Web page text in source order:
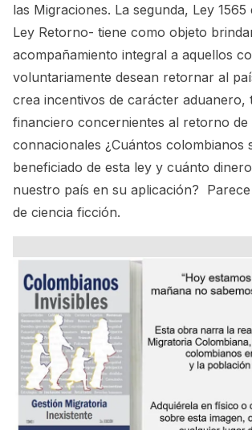
las Migraciones. La segunda, Ley 1565
Ley Retorno- tiene como objeto
acompañamiento integral a aquellos
voluntariamente desean retornar al
crea incentivos de carácter aduanero,
financiero concernientes al retorno de
connacionales ¿Cuántos colombianos
beneficiado de esta ley y cuánto
nuestro país en su aplicación?
de ciencia ficción.